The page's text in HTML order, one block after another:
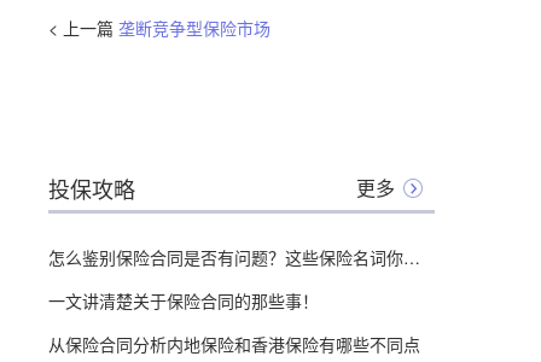
< 上一篇 垄断竞争型保险市场
投保攻略 更多
怎么鉴别保险合同是否有问题？这些保险名词你必须先搞清楚
一文讲清楚关于保险合同的那些事！
从保险合同分析内地保险和香港保险有哪些不同点